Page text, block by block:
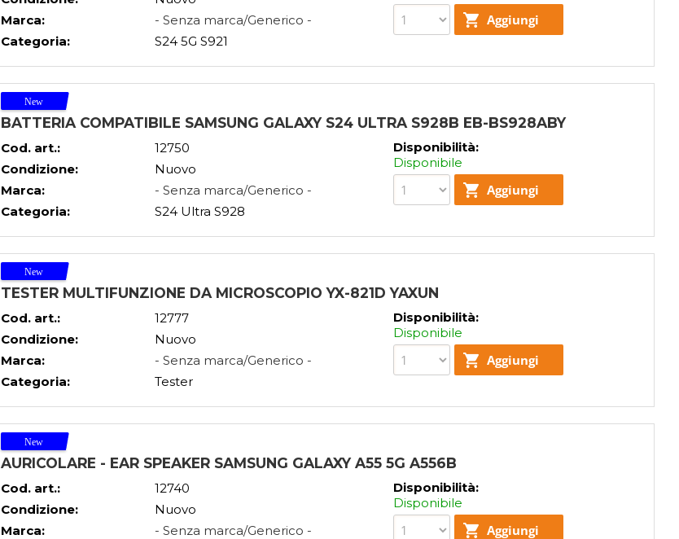
Marca:
- Senza marca/Generico -
Categoria:
S24 5G S921
BATTERIA COMPATIBILE SAMSUNG GALAXY S24 ULTRA S928B EB-BS928ABY
Cod. art.:
12750
Condizione:
Nuovo
Marca:
- Senza marca/Generico -
Categoria:
S24 Ultra S928
Disponibilità:
Disponibile
TESTER MULTIFUNZIONE DA MICROSCOPIO YX-821D YAXUN
Cod. art.:
12777
Condizione:
Nuovo
Marca:
- Senza marca/Generico -
Categoria:
Tester
Disponibilità:
Disponibile
AURICOLARE - EAR SPEAKER SAMSUNG GALAXY A55 5G A556B
Cod. art.:
12740
Condizione:
Nuovo
Marca:
- Senza marca/Generico -
Disponibilità:
Disponibile